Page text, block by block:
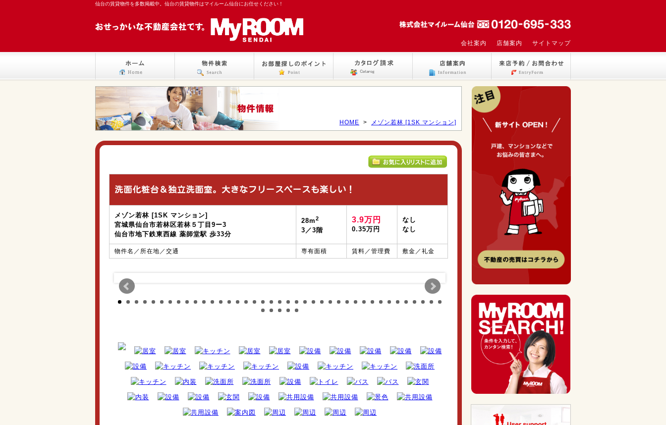
仙台の賃貸物件を多数掲載中。仙台の賃貸物件はマイルーム仙台にお任せください！
会社案内 店舗案内 サイトマップ
HOME > メゾン若林 [1SK マンション]
洗面化粧台＆独立洗面室。大きなフリースペースも楽しい！
メゾン若林 [1SK マンション]
宮城県仙台市若林区若林５丁目9ー3
仙台市地下鉄東西線 薬師堂駅 歩33分
28m2
3／3階
3.9万円
0.35万円
なし
なし
物件名／所在地／交通 専有面積 賃料／管理費 敷金／礼金